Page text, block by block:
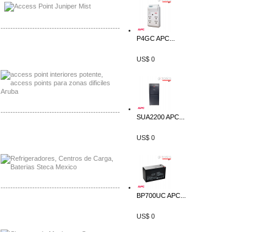
-------------------------------------------------
-------------------------------------------------
-------------------------------------------------
P4GC APC...
US$ 0
SUA2200 APC...
US$ 0
BP700UC APC...
US$ 0